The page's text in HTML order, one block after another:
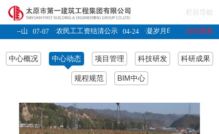
栏目导航
07-07
用--山 04-24
·农民工工资结清公示 ·凝岁月印记聚奋进力量
全站搜索
中心概况 中心动态 项目管理 科技研发 科研成果
规程规范 BIM中心